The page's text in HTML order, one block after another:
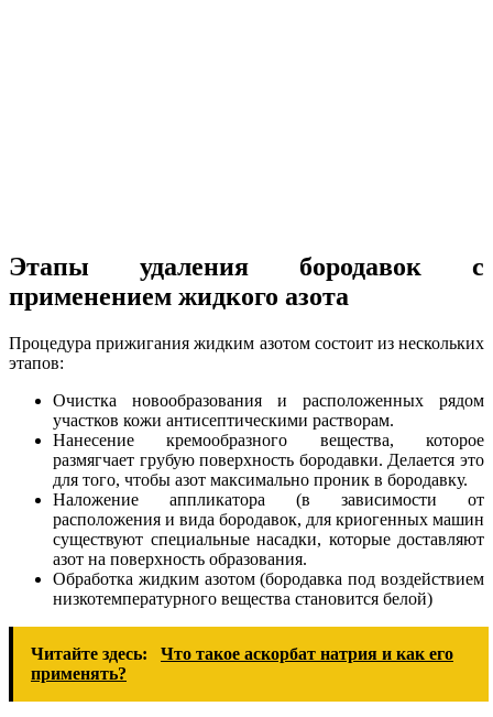
Этапы удаления бородавок с
применением жидкого азота
Процедура прижигания жидким азотом состоит из нескольких
этапов:
Очистка новообразования и расположенных рядом
участков кожи антисептическими растворам.
Нанесение кремообразного вещества, которое
размягчает грубую поверхность бородавки. Делается это
для того, чтобы азот максимально проник в бородавку.
Наложение аппликатора (в зависимости от
расположения и вида бородавок, для криогенных машин
существуют специальные насадки, которые доставляют
азот на поверхность образования.
Обработка жидким азотом (бородавка под воздействием
низкотемпературного вещества становится белой)
Читайте здесь:
Что такое аскорбат натрия и как его
применять?